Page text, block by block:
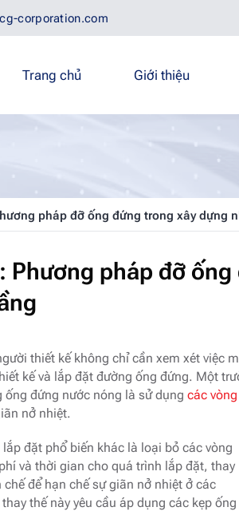
corporation.com
Trang chủ Giới thiệu
pháp đỡ ống đứng trong xây dựng
Phương pháp đỡ
thiết kế không chỉ cần xem xét việc
kế và lắp đặt đường ống đứng. Một
đứng nước nóng là sử dụng các
nở nhiệt.
đặt phổ biến khác là loại bỏ các vòng
và thời gian cho quá trình lắp đặt, thay
để hạn chế sự giãn nở nhiệt ở các
thế này yêu cầu áp dụng các kẹp ống